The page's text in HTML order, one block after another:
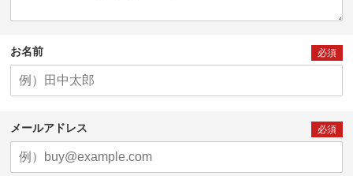
お名前 必須
メールアドレス 必須